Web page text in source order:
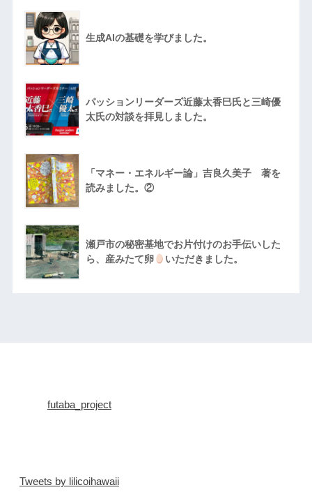
生成AIの基礎を学びました。
パッションリーダーズ近藤太香巳氏と三崎優
太氏の対談を拝見しました。
「マネー・エネルギー論」吉良久美子 著を
読みました。②
瀬戸市の秘密基地でお片付けのお手伝いした
ら、産みたて卵
いただきました。
futaba_project
Tweets by lilicoihawaii